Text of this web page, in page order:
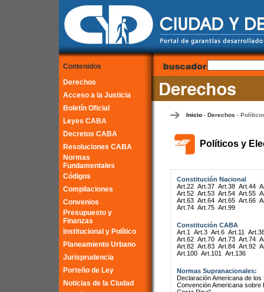
Contenidos
Derechos
Acceso a la Justicia
Boletín Oficial
Leyes CABA
Decretos CABA
Resoluciones CABA
Normas
Fundamentales
Códigos
Compilaciones
Convenios
Presupuesto y
Finanzas
Institucional y Político
Planeamiento Urbano
Jurisprudencia
Porteño de Ley
Noticias de la Ciudad
Inicio- Derechos -
Políticos y
Constitución Nacional
Art.22 Art.37 Art.38 Art.44
Art.52 Art.53 Art.54 Art.55
Art.63 Art.64 Art.65 Art.66
Art.74 Art.75 Art.99
Constitución CABA
Art.1
Art.3 Art.6 Art.11
Art.62 Art.70 Art.73 Art.74
Art.82 Art.83 Art.84 Art.92
Art.100 Art.101 Art.136
Normas Supranacionales:
Declaración Americana de
Convención Americana